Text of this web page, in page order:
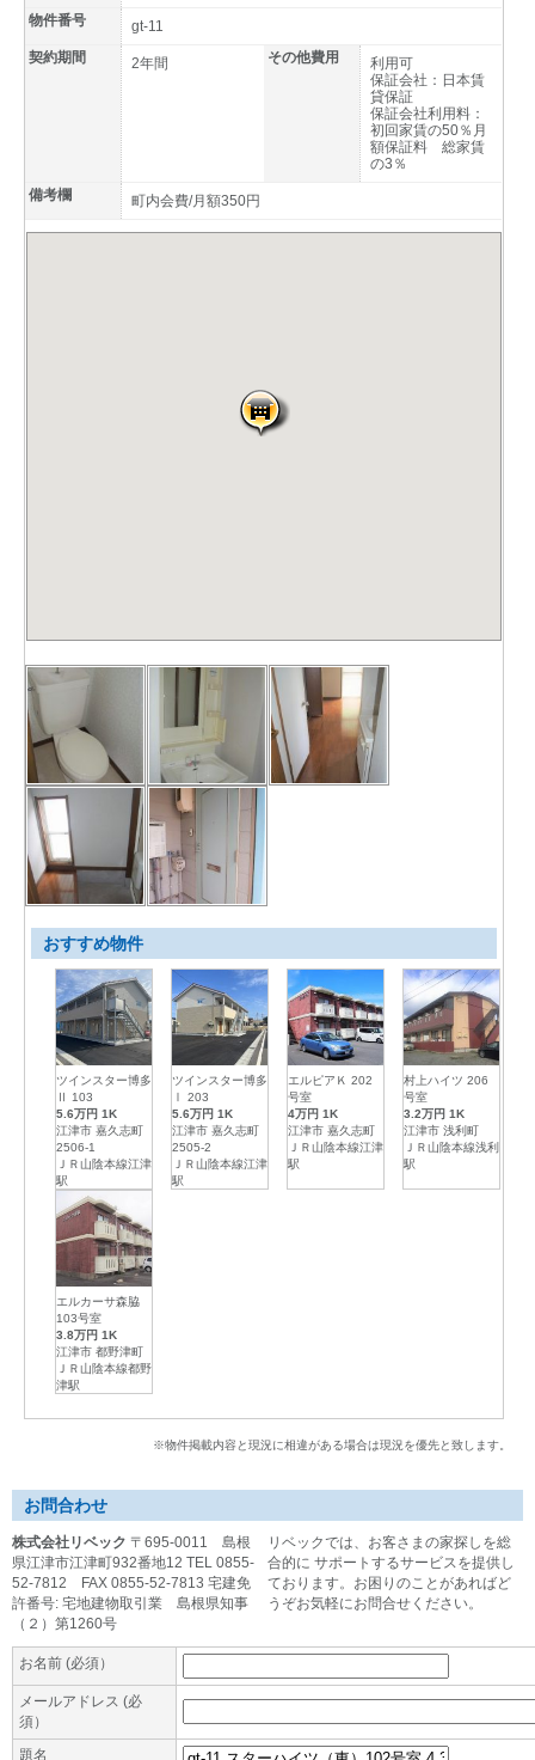
物件番号
gt-11
契約期間
2年間 その他費用
利用可
保証会社：日本賃
貸保証
保証会社利用料：
初回家賃の50％月
額保証料 総家賃
の3％
備考欄
町内会費/月額350円
おすすめ物件
ツインスター博多
Ⅱ 103
5.6万円 1K
江津市 嘉久志町
2506-1
ＪＲ山陰本線江津
駅
ツインスター博多
Ⅰ 203
5.6万円 1K
江津市 嘉久志町
2505-2
ＪＲ山陰本線江津
駅
エルピアＫ 202
号室
4万円 1K
江津市 嘉久志町
ＪＲ山陰本線江津
駅
村上ハイツ 206
号室
3.2万円 1K
江津市 浅利町
ＪＲ山陰本線浅利
駅
エルカーサ森脇
103号室
3.8万円 1K
江津市 都野津町
ＪＲ山陰本線都野
津駅
※物件掲載内容と現況に相違がある場合は現況を優先と致します。
お問合わせ
株式会社リベック 〒695-0011 島根
県江津市江津町932番地12 TEL 0855-
52-7812 FAX 0855-52-7813 宅建免
許番号: 宅地建物取引業 島根県知事
（２）第1260号
リベックでは、お客さまの家探しを総
合的に サポートするサービスを提供し
ております。お困りのことがあればど
うぞお気軽にお問合せください。
お名前 (必須）
メールアドレス (必
須）
題名